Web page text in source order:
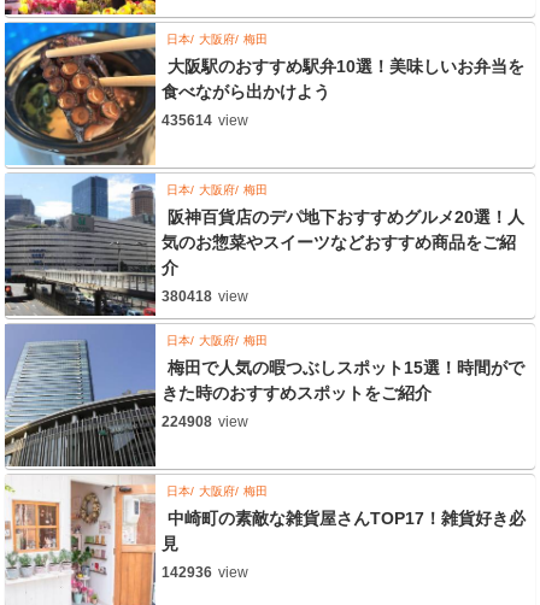
日本 大阪府 梅田
大阪駅のおすすめ駅弁10選！美味しいお弁当を
食べながら出かけよう
435614 view
日本 大阪府 梅田
阪神百貨店のデパ地下おすすめグルメ20選！人
気のお惣菜やスイーツなどおすすめ商品をご紹
介
380418 view
日本 大阪府 梅田
梅田で人気の暇つぶしスポット15選！時間がで
きた時のおすすめスポットをご紹介
224908 view
日本 大阪府 梅田
中崎町の素敵な雑貨屋さんTOP17！雑貨好き必
見
142936 view